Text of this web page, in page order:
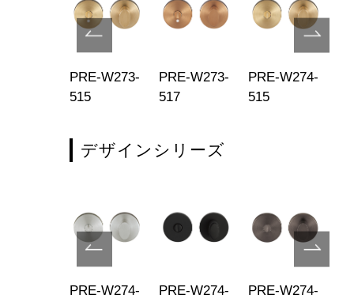
PRE-W273-
515
PRE-W273-
517
PRE-W274-
515
デザインシリーズ
PRE-W274-
PRE-W274-
PRE-W274-